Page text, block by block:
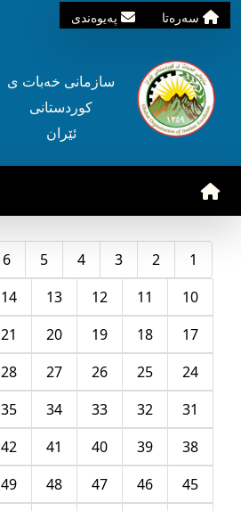
سه‌ره‌تا په‌یوه‌ندی
سازمانی خه‌بات ی
کوردستانی
ئێران
1
2
3
4
5
6
10
11
12
13
14
17
18
19
20
21
24
25
26
27
28
31
32
33
34
35
38
39
40
41
42
45
46
47
48
49